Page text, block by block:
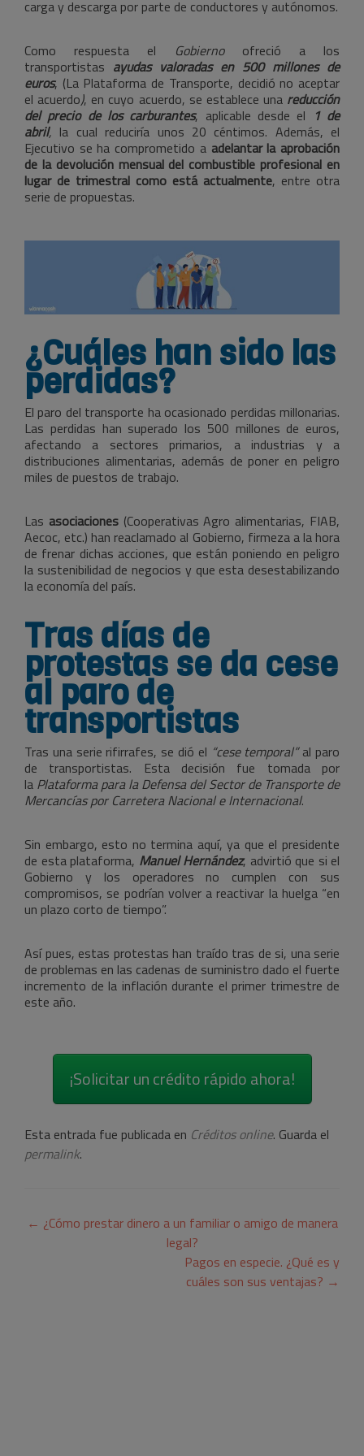
carga y descarga por parte de conductores y autónomos.
Como respuesta el Gobiernoofreció a los
transportistas ayudas valoradas en 500 millones de
euros, (La Plataforma de Transporte, decidió no aceptar
el acuerdo), en cuyo acuerdo, se establece una reducción
del precio de los carburantes, aplicable desde el 1 de
abril, la cual reduciría unos 20 céntimos. Además, el
Ejecutivo se ha comprometido a adelantar la aprobación
de la devolución mensual del combustible profesional en
lugar de trimestral como está actualmente, entre otra
serie de propuestas.
¿Cuáles han sido las
perdidas?
El paro del transporte ha ocasionado perdidas millonarias.
Las perdidas han superado los 500 millones de euros,
afectando a sectores primarios, a industrias y a
distribuciones alimentarias, además de poner en peligro
miles de puestos de trabajo.
Las asociaciones(Cooperativas Agro alimentarias, FIAB,
Aecoc, etc.) han reaclamado al Gobierno, firmeza a la hora
de frenar dichas acciones, que están poniendo en peligro
la sustenibilidad de negocios y que esta desestabilizando
la economía del país.
Tras días de
protestas se da cese
al paro de
transportistas
Tras una serie rifirrafes, se dió el “cese temporal”al paro
de transportistas. Esta decisión fue tomada por
la Plataforma para la Defensa del Sector de Transporte de
Mercancías por Carretera Nacional e Internacional.
Sin embargo, esto no termina aquí, ya que el presidente
de esta plataforma, Manuel Hernández, advirtió que si el
Gobierno y los operadores no cumplen con sus
compromisos, se podrían volver a reactivar la huelga “en
un plazo corto de tiempo”.
Así pues, estas protestas han traído tras de si, una serie
de problemas en las cadenas de suministro dado el fuerte
incremento de la inflación durante el primer trimestre de
este año.
¡Solicitar un crédito rápido ahora!
Esta entrada fue publicada en Créditos online. Guarda el
permalink.
Navegación
← ¿Cómo prestar dinero a un familiar o amigo de manera
legal?
Pagos en especie. ¿Qué es y
cuáles son sus ventajas? →